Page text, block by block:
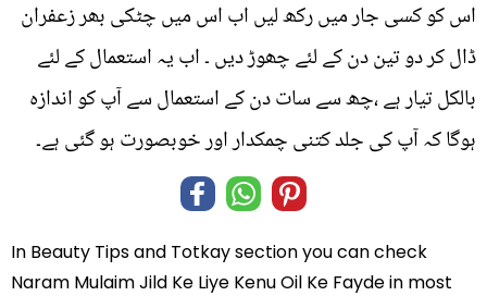
اس کو کسی جار میں رکھ لیں اب اس میں چٹکی بھر زعفران
ڈال کر دو تین دن کے لئے چھوڑ دیں ۔ اب یہ استعمال کے لئے
بالکل تیار ہے ،چھ سے سات دن کے استعمال سے آپ کو اندازہ
ہوگا کہ آپ کی جلد کتنی چمکدار اور خوبصورت ہو گئی ہے۔
In Beauty Tips and Totkaysection you can check
Naram Mulaim Jild Ke Liye Kenu Oil Ke Faydein most